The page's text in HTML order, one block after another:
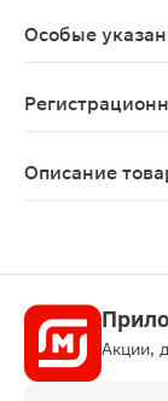
Особые
Описание
Акции,